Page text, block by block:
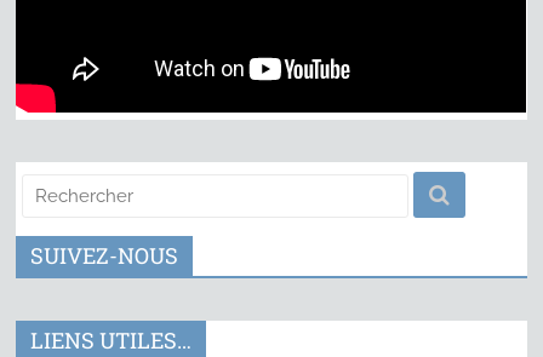
SUIVEZ-NOUS
LIENS UTILES…